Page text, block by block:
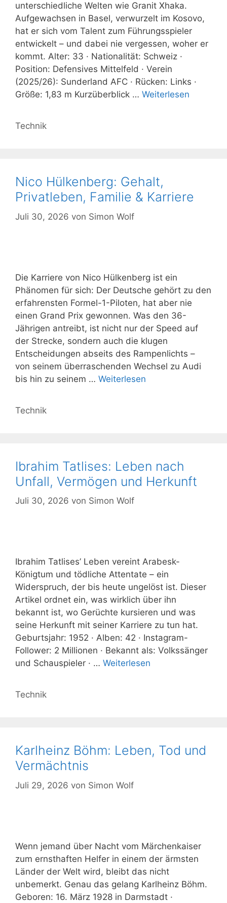
unterschiedliche Welten wie Granit Xhaka.
Aufgewachsen in Basel, verwurzelt im Kosovo,
hat er sich vom Talent zum Führungsspieler
entwickelt – und dabei nie vergessen, woher er
kommt. Alter: 33 · Nationalität: Schweiz ·
Position: Defensives Mittelfeld · Verein
(2025/26): Sunderland AFC · Rücken: Links ·
Größe: 1,83 m Kurzüberblick … Weiterlesen
Kategorien
Technik
Nico Hülkenberg: Gehalt,
Privatleben, Familie & Karriere
Juli 30, 2026 von Simon Wolf
Die Karriere von Nico Hülkenberg ist ein
Phänomen für sich: Der Deutsche gehört zu den
erfahrensten Formel-1-Piloten, hat aber nie
einen Grand Prix gewonnen. Was den 36-
Jährigen antreibt, ist nicht nur der Speed auf
der Strecke, sondern auch die klugen
Entscheidungen abseits des Rampenlichts –
von seinem überraschenden Wechsel zu Audi
bis hin zu seinem … Weiterlesen
Kategorien
Technik
Ibrahim Tatlises: Leben nach
Unfall, Vermögen und Herkunft
Juli 30, 2026 von Simon Wolf
Ibrahim Tatlises’ Leben vereint Arabesk-
Königtum und tödliche Attentate – ein
Widerspruch, der bis heute ungelöst ist. Dieser
Artikel ordnet ein, was wirklich über ihn
bekannt ist, wo Gerüchte kursieren und was
seine Herkunft mit seiner Karriere zu tun hat.
Geburtsjahr: 1952 · Alben: 42 · Instagram-
Follower: 2 Millionen · Bekannt als: Volkssänger
und Schauspieler · … Weiterlesen
Kategorien
Technik
Karlheinz Böhm: Leben, Tod und
Vermächtnis
Juli 29, 2026 von Simon Wolf
Wenn jemand über Nacht vom Märchenkaiser
zum ernsthaften Helfer in einem der ärmsten
Länder der Welt wird, bleibt das nicht
unbemerkt. Genau das gelang Karlheinz Böhm.
Geboren: 16. März 1928 in Darmstadt ·